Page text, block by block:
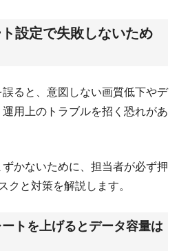
設定で失敗しないため
ると、意図しない画質低下やデ
用上のトラブルを招く恐れがあ
かないために、担当者が必ず押
クと対策を解説します。
トを上げるとデータ容量は